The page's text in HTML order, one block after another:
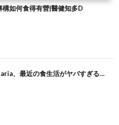
如何食得有營|醫健知多D
、最近の食生活がヤバすぎる…